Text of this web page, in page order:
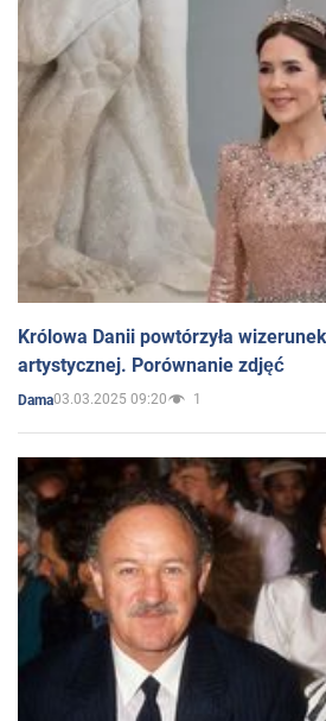
Królowa Danii powtórzyła
artystycznej. Porównanie zdjęć
Dama03.03.2025 09:20 1